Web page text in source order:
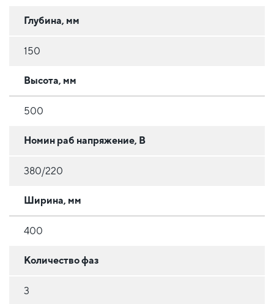
Глубина, мм
150
Высота, мм
500
Номин раб напряжение, В
380/220
Ширина, мм
400
Количество фаз
3